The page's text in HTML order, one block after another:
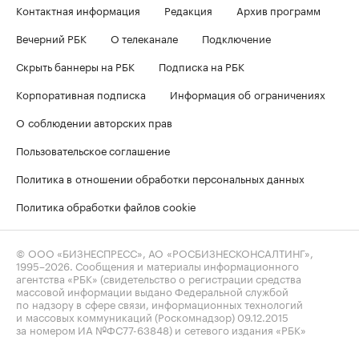
Контактная информация Редакция
Архив программ
Вечерний РБК
О телеканале
Подключение
Скрыть баннеры на РБК
Подписка на РБК
Корпоративная подписка
Информация об ограничениях
О соблюдении авторских прав
Пользовательское соглашение
Политика в отношении обработки персональных данных
Политика обработки файлов cookie
© ООО «БИЗНЕСПРЕСС», АО «РОСБИЗНЕСКОНСАЛТИНГ»,
1995–2026 . Сообщения и материалы информационного
агентства «РБК» (свидетельство о регистрации средства
массовой информации выдано Федеральной службой
по надзору в сфере связи, информационных технологий
и массовых коммуникаций (Роскомнадзор) 09.12.2015
за номером ИА №ФС77-63848) и сетевого издания «РБК»